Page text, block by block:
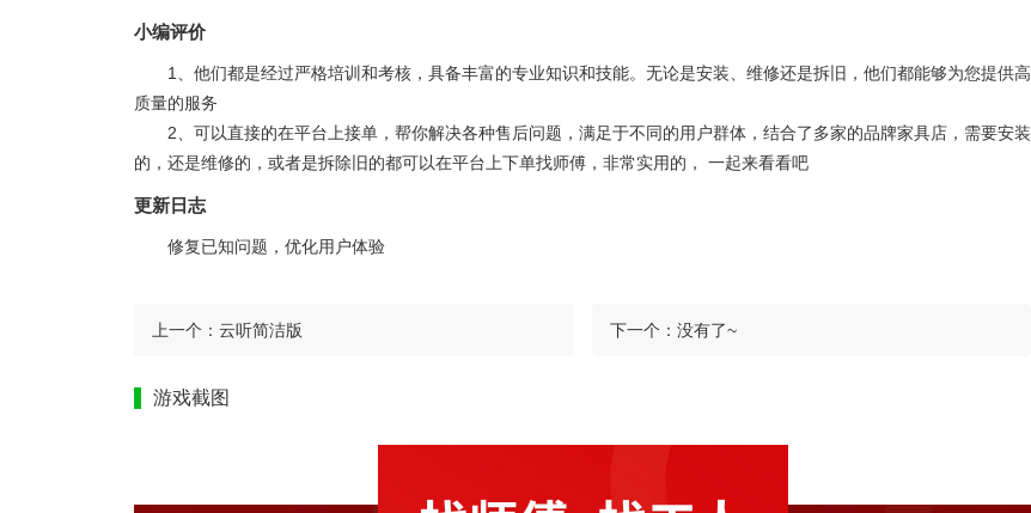
小编评价
1、他们都是经过严格培训和考核，具备丰富的专业知识和技能。无论是安装、维修还是拆旧，他们都能够为您提供高
质量的服务
2、可以直接的在平台上接单，帮你解决各种售后问题，满足于不同的用户群体，结合了多家的品牌家具店，需要安装
的，还是维修的，或者是拆除旧的都可以在平台上下单找师傅，非常实用的， 一起来看看吧
更新日志
修复已知问题，优化用户体验
上一个： 云听简洁版 下一个： 没有了~
游戏截图